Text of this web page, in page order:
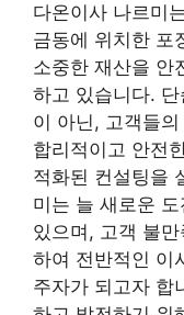
다온이사 나르미
금동에 위치한 포
소중한 재산을 안
하고 있습니다.
이 아닌, 고객들
합리적이고 안전
적화된 컨설팅을
미는 늘 새로운
있으며, 고객 불
하여 전반적인 이
주자가 되고자 합